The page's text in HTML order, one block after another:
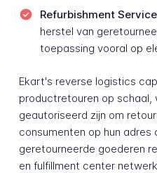
Refurbishment
herstel van
toepassing vooral op
Ekart's reverse logistics
productretouren op schaal,
geautoriseerd zijn om
consumenten op hun adres
geretourneerde goederen
en fulfillment center